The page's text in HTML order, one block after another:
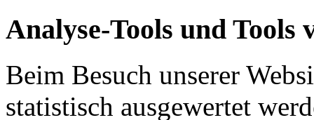
Analyse-Tools und
Beim Besuch unserer
statistisch ausgewertet